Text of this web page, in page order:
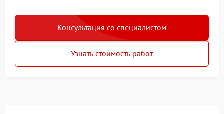
Консультация со специалистом
Узнать стоимость работ